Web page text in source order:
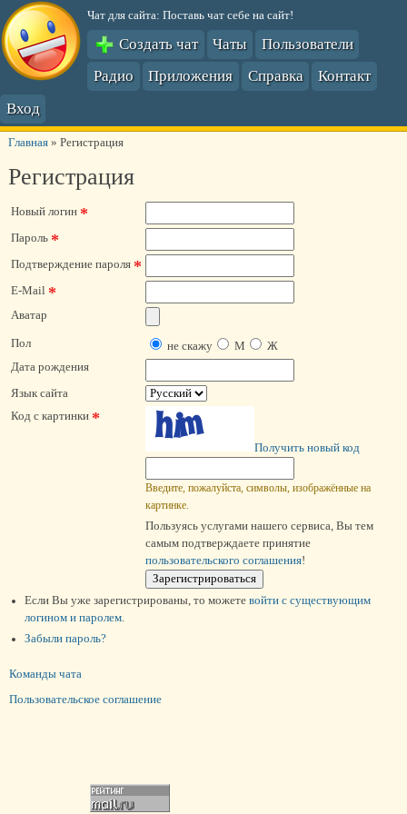
Чат для сайта: Поставь чат себе на сайт!
Создать чат Чаты
Пользователи
Радио
Приложения Справка
Контакт
Вход
Главная» Регистрация
Регистрация
Новый логин *
Пароль *
Подтверждение пароля *
E-Mail *
Аватар
Пол не скажу М
Ж
Дата рождения
Язык сайта
Код с картинки *
Получить новый код
Введите, пожалуйста, символы, изображённые на
картинке.
Пользуясь услугами нашего сервиса, Вы тем
самым подтверждаете принятие
пользовательского соглашения!
Если Вы уже зарегистрированы, то можете войти c существующим
логином и паролем.
Забыли пароль?
Команды чата
Пользовательское соглашение